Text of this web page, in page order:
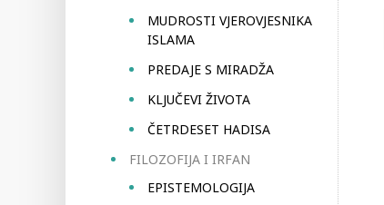
MUDROSTI VJEROVJESNIKA
ISLAMA
PREDAJE S MIRADŽA
KLJUČEVI ŽIVOTA
ČETRDESET HADISA
FILOZOFIJA I IRFAN
EPISTEMOLOGIJA